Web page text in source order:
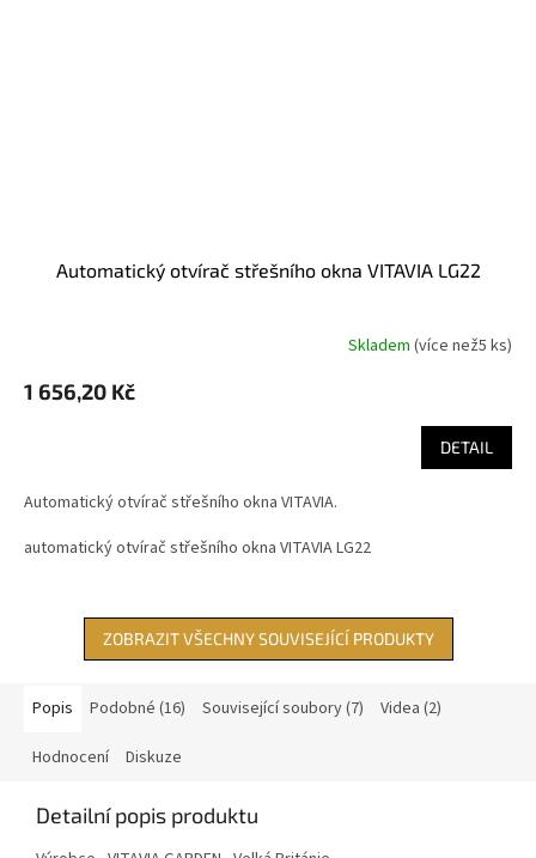
automatický otvírač střešního okna VITAVIA LG22
Skladem (více než5 ks)
1 656,20 Kč
DETAIL
Automatický otvírač střešního okna VITAVIA.
automatický otvírač střešního okna VITAVIA LG22
ZOBRAZIT VŠECHNY SOUVISEJÍCÍ PRODUKTY
Popis Podobné (16) Související soubory (7) Videa (2)
Hodnocení Diskuze
Detailní popis produktu